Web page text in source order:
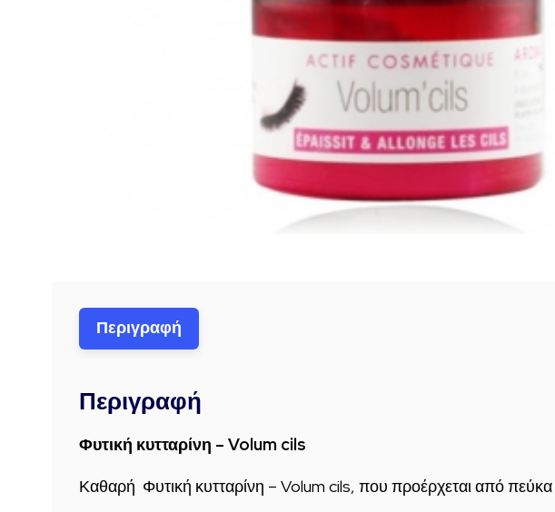
Περιγραφή
Περιγραφή
Φυτική κυτταρίνη – Volum cils
Καθαρή Φυτική κυτταρίνη – Volum cils, που προέρχεται από